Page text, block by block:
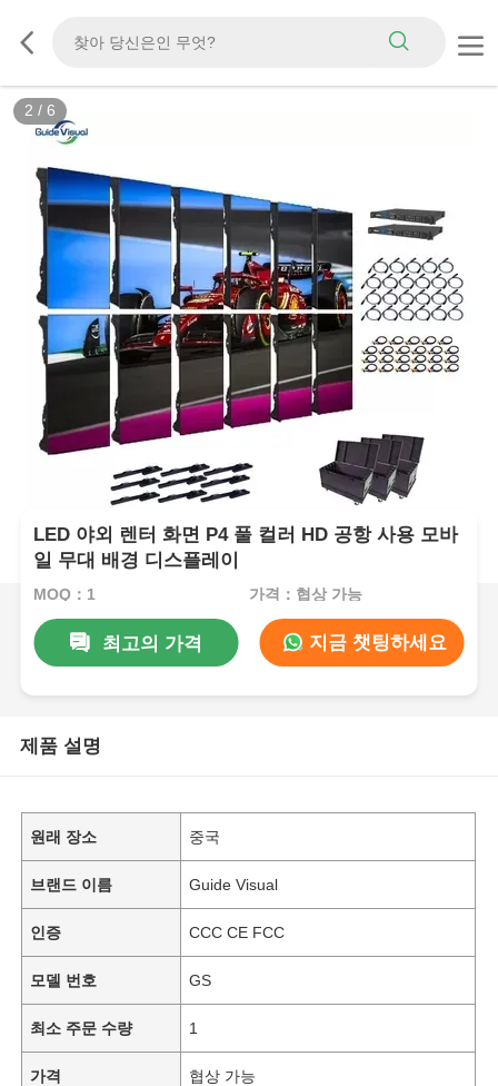
3 / 6
LED 야외 렌터 화면 P4 풀 컬러 HD 공항 사용 모바
일 무대 배경 디스플레이
MOQ：1 가격：협상 가능
최고의 가격 지금 챗팅하세요
제품 설명
원래 장소 중국
브랜드 이름 Guide Visual
인증 CCC CE FCC
모델 번호 GS
최소 주문 수량 1
가격 협상 가능